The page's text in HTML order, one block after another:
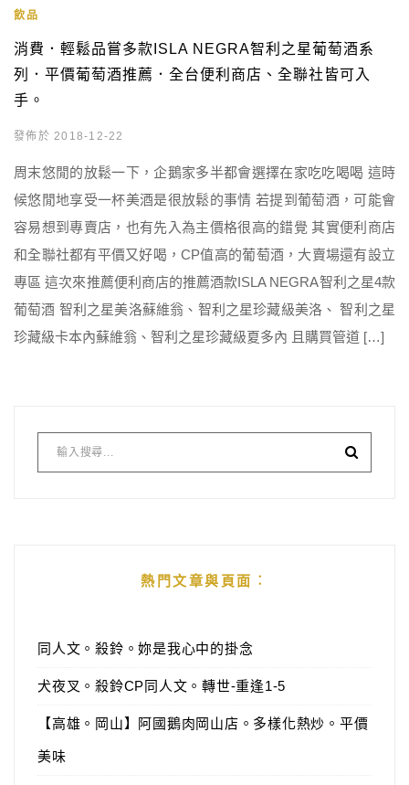
飲品
消費．輕鬆品嘗多款ISLA NEGRA智利之星葡萄酒系
列．平價葡萄酒推薦．全台便利商店、全聯社皆可入
手。
發佈於 2018-12-22
周末悠閒的放鬆一下，企鵝家多半都會選擇在家吃吃喝喝 這時
候悠閒地享受一杯美酒是很放鬆的事情 若提到葡萄酒，可能會
容易想到專賣店，也有先入為主價格很高的錯覺 其實便利商店
和全聯社都有平價又好喝，CP值高的葡萄酒，大賣場還有設立
專區 這次來推薦便利商店的推薦酒款ISLA NEGRA智利之星4款
葡萄酒 智利之星美洛蘇維翁、智利之星珍藏級美洛、 智利之星
珍藏級卡本內蘇維翁、智利之星珍藏級夏多內 且購買管道 […]
熱門文章與頁面︰
同人文。殺鈴。妳是我心中的掛念
犬夜叉。殺鈴CP同人文。轉世-重逢1-5
【高雄。岡山】阿國鵝肉岡山店。多樣化熱炒。平價
美味